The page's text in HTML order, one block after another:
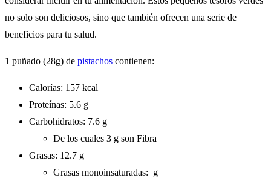
no solo son deliciosos, sino que también ofrecen una serie de
beneficios para tu salud.
1 puñado (28g) de pistachos contienen:
Calorías: 157 kcal
Proteínas: 5.6 g
Carbohidratos: 7.6 g
De los cuales 3 g son Fibra
Grasas: 12.7 g
Grasas monoinsaturadas: g